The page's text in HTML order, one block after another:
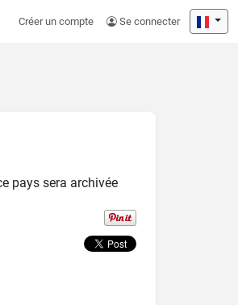
Créer un compte Se connecter
pays sera archivée